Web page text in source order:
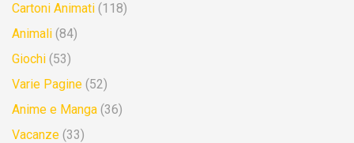
Cartoni Animati (118)
Animali (84)
Giochi (53)
Varie Pagine (52)
Anime e Manga (36)
Vacanze (33)